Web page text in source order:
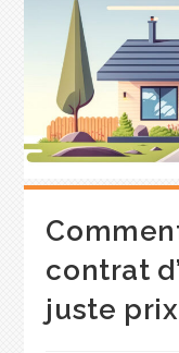
contrat
juste prix